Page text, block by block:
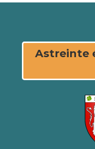
Astreinte